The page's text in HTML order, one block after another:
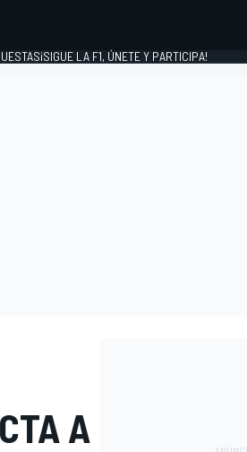
¡SIGUE LA F1, ÚNETE Y PARTICIPA!
A